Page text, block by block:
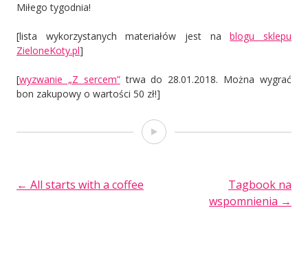
Miłego tygodnia!
[lista wykorzystanych materiałów jest nablogu sklepu
ZieloneKoty.pl]
[wyzwanie „Z sercem”trwa do 28.01.2018. Można wygrać
bon zakupowy o wartości 50 zł!]
Film
POST
← All starts with a coffee
Tagbook na
wspomnienia →